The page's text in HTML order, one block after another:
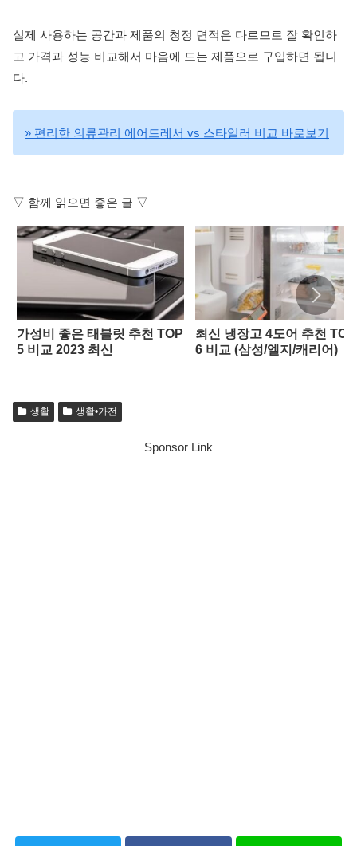
실제 사용하는 공간과 제품의 청정 면적은 다르므로 잘 확인하
고 가격과 성능 비교해서 마음에 드는 제품으로 구입하면 됩니
다.
» 편리한 의류관리 에어드레서 vs 스타일러 비교 바로보기
▽ 함께 읽으면 좋은 글 ▽
가성비 좋은 태블릿 추천 TOP
5 비교 2023 최신
최신 냉장고 4도어 추천 TOP
6 비교 (삼성/엘지/캐리어)
생활 생활•가전
Sponsor Link